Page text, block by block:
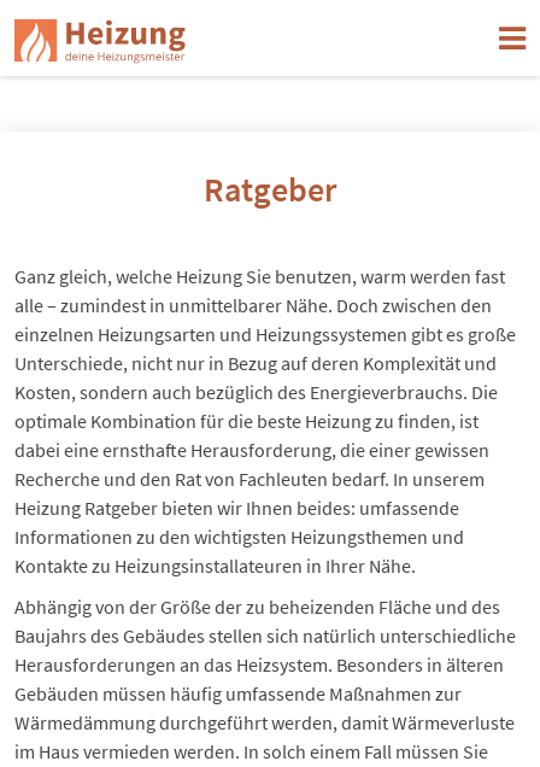
Ratgeber
Ganz gleich, welche Heizung Sie benutzen, warm werden fast
alle – zumindest in unmittelbarer Nähe. Doch zwischen den
einzelnen Heizungsarten und Heizungssystemen gibt es große
Unterschiede, nicht nur in Bezug auf deren Komplexität und
Kosten, sondern auch bezüglich des Energieverbrauchs. Die
optimale Kombination für die beste Heizung zu finden, ist
dabei eine ernsthafte Herausforderung, die einer gewissen
Recherche und den Rat von Fachleuten bedarf. In unserem
Heizung Ratgeber bieten wir Ihnen beides: umfassende
Informationen zu den wichtigsten Heizungsthemen und
Kontakte zu Heizungsinstallateuren in Ihrer Nähe.
Abhängig von der Größe der zu beheizenden Fläche und des
Baujahrs des Gebäudes stellen sich natürlich unterschiedliche
Herausforderungen an das Heizsystem. Besonders in älteren
Gebäuden müssen häufig umfassende Maßnahmen zur
Wärmedämmung durchgeführt werden, damitWärmeverluste
im Haus vermieden werden. In solch einem Fall müssen Sie